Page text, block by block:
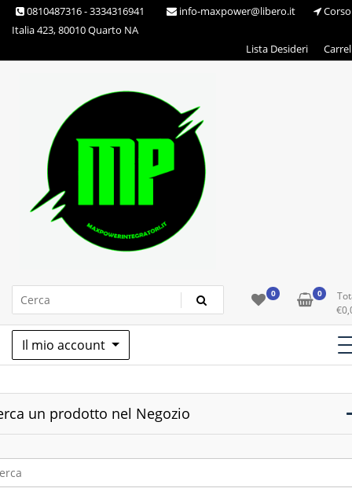
Skip 0810487316 - 3334316941 info-maxpower@libero.it
Corso
Italia 423, 80010 Quarto NA
Lista Desideri
Max Power Integratori 0 0
€
Il mio account
un prodotto nel Negozio